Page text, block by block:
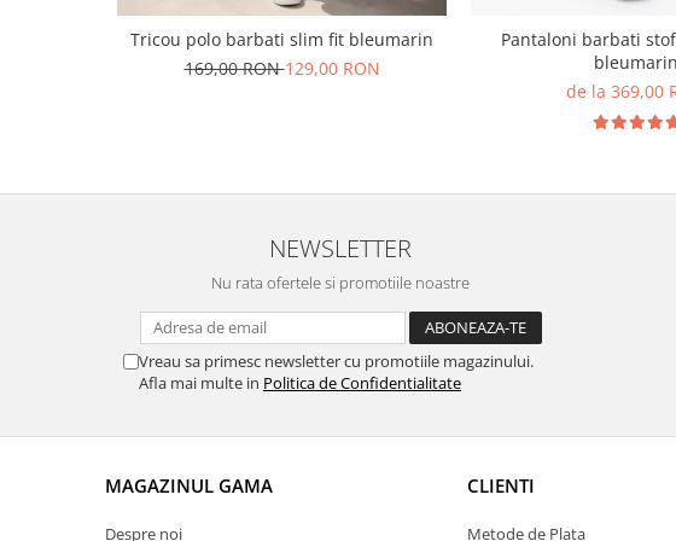
Tricou polo barbati slim fit bleumarin
169,00 RON129,00 RON
Pantaloni barbati
bleumarin
de la 369,00
NEWSLETTER
Nu rata ofertele si promotiile noastre
Vreau sa primesc newsletter cu promotiile magazinului.
Afla mai multe in Politica de Confidentialitate
MAGAZINUL GAMA
Despre noi
CLIENTI
Metode de Plata